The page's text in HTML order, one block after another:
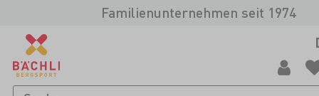
Familienunternehmen seit 1974